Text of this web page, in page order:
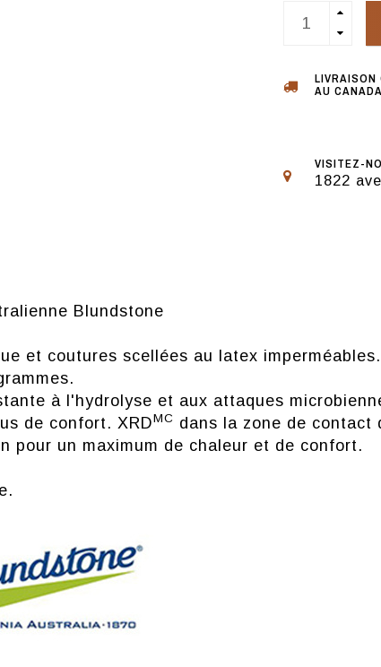
LIVRAISON
AU
VISITEZ-
1822
Blundstone
et coutures scellées au latex imperméables.
à l'hydrolyse et aux attaques
de confort. XRDMC dans la zone de contact
pour un maximum de chaleur et de confort.